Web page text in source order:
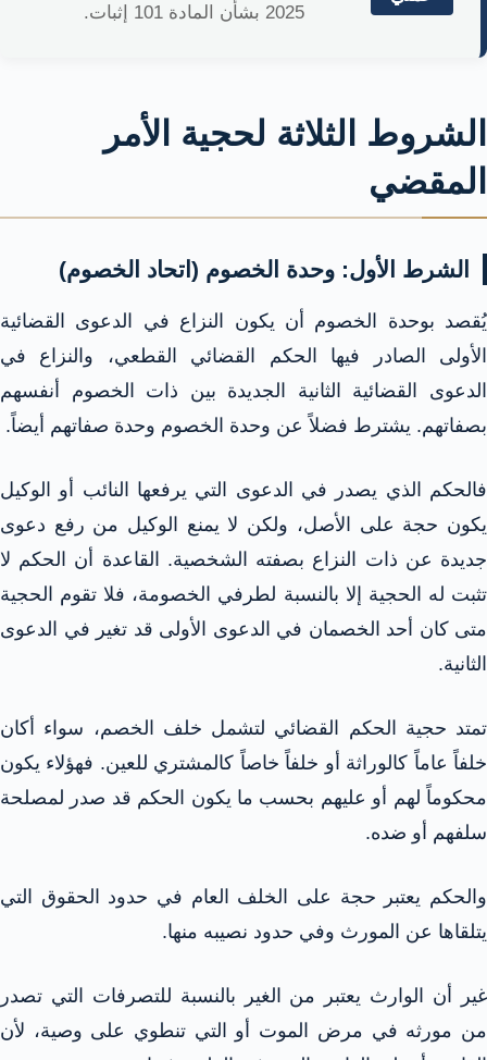
2025 بشأن المادة 101 إثبات.
الشروط الثلاثة لحجية الأمر
المقضي
الشرط الأول: وحدة الخصوم (اتحاد الخصوم)
يُقصد بوحدة الخصوم أن يكون النزاع في الدعوى القضائية
الأولى الصادر فيها الحكم القضائي القطعي، والنزاع في
الدعوى القضائية الثانية الجديدة بين ذات الخصوم أنفسهم
بصفاتهم. يشترط فضلاً عن وحدة الخصوم وحدة صفاتهم أيضاً.
فالحكم الذي يصدر في الدعوى التي يرفعها النائب أو الوكيل
يكون حجة على الأصل، ولكن لا يمنع الوكيل من رفع دعوى
جديدة عن ذات النزاع بصفته الشخصية. القاعدة أن الحكم لا
تثبت له الحجية إلا بالنسبة لطرفي الخصومة، فلا تقوم الحجية
متى كان أحد الخصمان في الدعوى الأولى قد تغير في الدعوى
الثانية.
تمتد حجية الحكم القضائي لتشمل خلف الخصم، سواء أكان
خلفاً عاماً كالوراثة أو خلفاً خاصاً كالمشتري للعين. فهؤلاء يكون
محكوماً لهم أو عليهم بحسب ما يكون الحكم قد صدر لمصلحة
سلفهم أو ضده.
والحكم يعتبر حجة على الخلف العام في حدود الحقوق التي
يتلقاها عن المورث وفي حدود نصيبه منها.
غير أن الوارث يعتبر من الغير بالنسبة للتصرفات التي تصدر
من مورثه في مرض الموت أو التي تنطوي على وصية، لأن